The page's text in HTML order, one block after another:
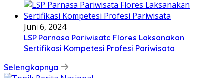
Juni 6, 2024
LSP Parnasa Pariwisata Flores Laksanakan
Sertifikasi Kompetesi Profesi Pariwisata
Selengkapnya